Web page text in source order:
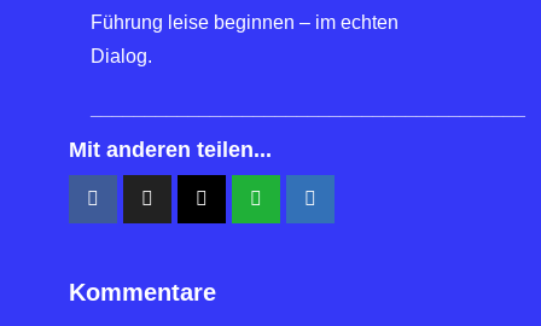
Führung leise beginnen – im echten
Dialog.
Mit anderen teilen...
Kommentare